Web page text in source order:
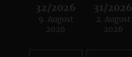
32/2026
:
9. August
2026
31/2026
:
2. August
2026